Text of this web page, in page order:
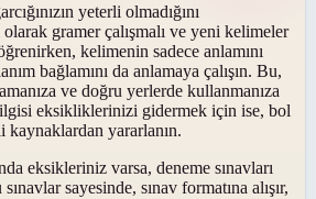
yeterli olmadığını
gramer çalışmalı ve yeni kelimeler
kelimenin sadece anlamını
bağlamını da anlamaya çalışın. Bu,
ve doğru yerlerde kullanmanıza
eksikliklerinizi gidermek için ise, bol
kaynaklardan yararlanın.
eksikleriniz varsa, deneme sınavları
sayesinde, sınav formatına alışır,